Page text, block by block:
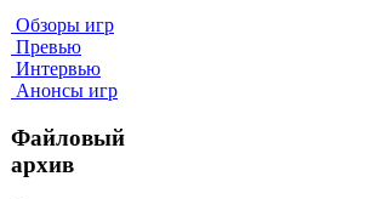
Обзоры игр
Превью
Интервью
Анонсы игр
Файловый
архив